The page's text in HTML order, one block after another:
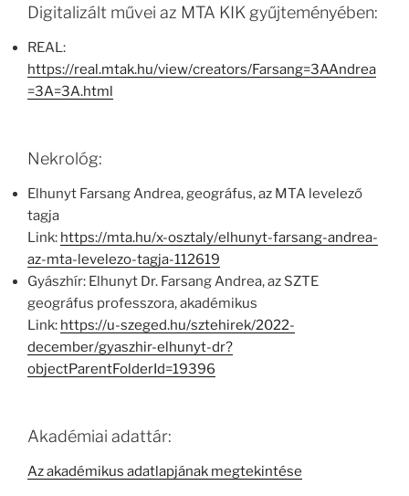
Digitalizált művei az MTA KIK gyűjteményében:
REAL:
https://real.mtak.hu/view/creators/Farsang=3AAndrea
=3A=3A.html
Nekrológ:
Elhunyt Farsang Andrea, geográfus, az MTA levelező
tagja
Link: https://mta.hu/x-osztaly/elhunyt-farsang-andrea-
az-mta-levelezo-tagja-112619
Gyászhír: Elhunyt Dr. Farsang Andrea, az SZTE
geográfus professzora, akadémikus
Link: https://u-szeged.hu/sztehirek/2022-
december/gyaszhir-elhunyt-dr?
objectParentFolderId=19396
Akadémiai adattár:
Az akadémikus adatlapjának megtekintése